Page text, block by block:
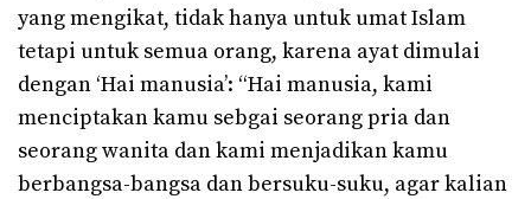
yang mengikat, tidak hanya untuk umat Islam
tetapi untuk semua orang, karena ayat dimulai
dengan ‘Hai manusia’: “Hai manusia, kami
menciptakan kamu sebgai seorang pria dan
seorang wanita dan kami menjadikan kamu
berbangsa-bangsa dan bersuku-suku, agar kalian